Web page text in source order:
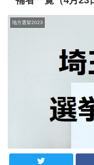
地方選挙2023